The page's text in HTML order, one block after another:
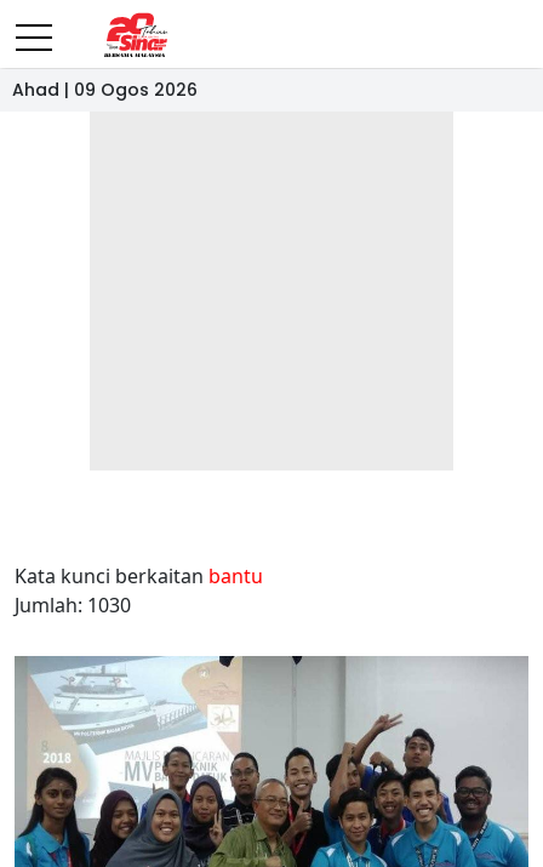
Ahad | 09 Ogos 2026
Kata kunci berkaitan bantu
Jumlah: 1030